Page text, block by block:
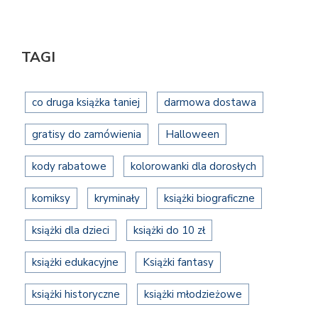
TAGI
co druga książka taniej darmowa dostawa
gratisy do zamówienia Halloween
kody rabatowe kolorowanki dla dorosłych
komiksy kryminały książki biograficzne
książki dla dzieci książki do 10 zł
książki edukacyjne Książki fantasy
książki historyczne książki młodzieżowe